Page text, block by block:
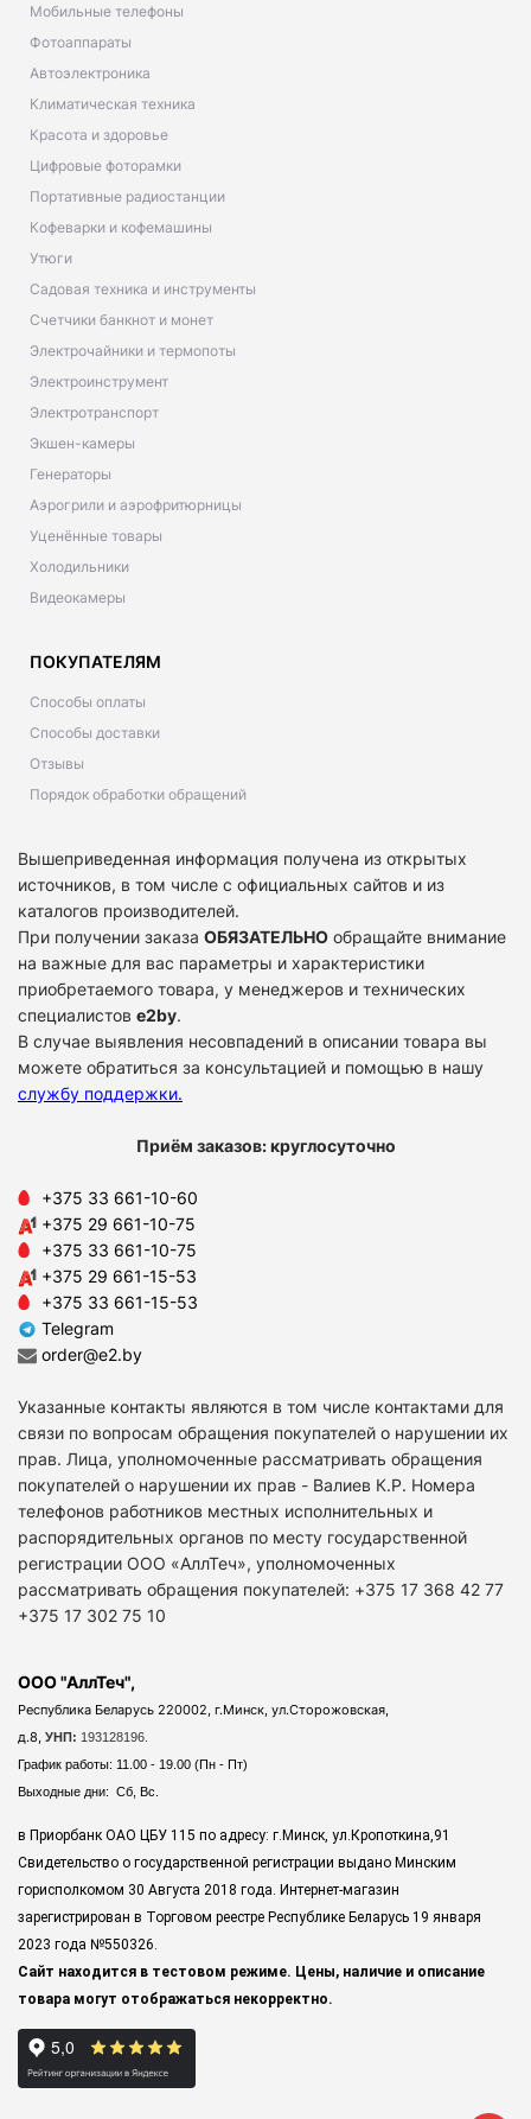
Мобильные телефоны
Фотоаппараты
Автоэлектроника
Климатическая техника
Красота и здоровье
Цифровые фоторамки
Портативные радиостанции
Кофеварки и кофемашины
Утюги
Садовая техника и инструменты
Счетчики банкнот и монет
Электрочайники и термопоты
Электроинструмент
Электротранспорт
Экшен-камеры
Генераторы
Аэрогрили и аэрофритюрницы
Уценённые товары
Холодильники
Видеокамеры
ПОКУПАТЕЛЯМ
Способы оплаты
Способы доставки
Отзывы
Порядок обработки обращений
Вышеприведенная информация получена из открытых
источников, в том числе с официальных сайтов и из
каталогов производителей.
При получении заказа ОБЯЗАТЕЛЬНО обращайте внимание
на важные для вас параметры и характеристики
приобретаемого товара, у менеджеров и технических
специалистов e2by.
В случае выявления несовпадений в описании товара вы
можете обратиться за консультацией и помощью в нашу
службу поддержки.
Приём заказов: круглосуточно
+375 33 661-10-60
+375 29 661-10-75
+375 33 661-10-75
+375 29 661-15-53
+375 33 661-15-53
Telegram
order@e2.by
Указанные контакты являются в том числе контактами для
связи по вопросам обращения покупателей о нарушении их
прав. Лица, уполномоченные рассматривать обращения
покупателей о нарушении их прав - Валиев К.Р. Номера
телефонов работников местных исполнительных и
распорядительных органов по месту государственной
регистрации ООО «АллТеч», уполномоченных
рассматривать обращения покупателей: +375 17 368 42 77
+375 17 302 75 10
ООО "АллТеч",
Республика Беларусь 220002, г.Минск, ул.Сторожовская,
д.8, УНП: 193128196.
График работы: 11.00 - 19.00 (Пн - Пт)
Выходные дни: Сб, Вс.
в Приорбанк ОАО ЦБУ 115 по адресу: г.Минск, ул.Кропоткина,91
Свидетельство о государственной регистрации выдано Минским
горисполкомом 30 Августа 2018 года. Интернет-магазин
зарегистрирован в Торговом реестре Республике Беларусь 19 января
2023 года №550326.
Сайт находится в тестовом режиме. Цены, наличие и описание
товара могут отображаться некорректно.